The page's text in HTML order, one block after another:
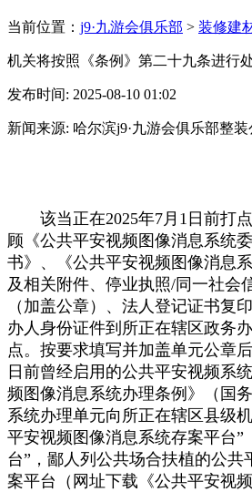
当前位置： j9·九游会俱乐部 > 装修建
机关将按照《条例》第二十九条进行
发布时间: 2025-08-10 01:02
新闻来源: 哈尔滨j9·九游会俱乐部整装
该当正在2025年7月1日前打点
顾《公共平安视频图像消息系统
书》、《公共平安视频图像消息
及相关附件、停业执照/同一社会
（加盖公章）、法人登记证书复
办人身份证件到所正在辖区政务
点。按要求填写并加盖单元公章
日前曾经启用的公共平安视频系
频图像消息系统办理条例》（国
系统办理单元向所正在辖区县级
平安视频图像消息系统存案平台”
台”，鄙人列公共场合扶植的公共
案平台（网址下载《公共平安视